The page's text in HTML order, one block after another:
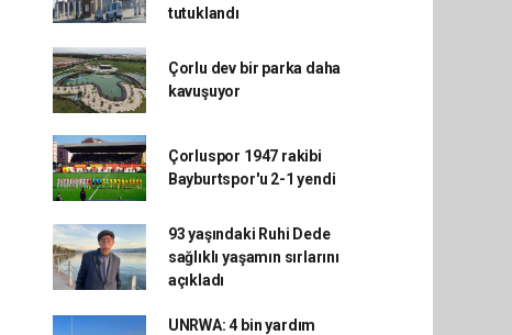
tutuklandı
Çorlu dev bir parka daha
kavuşuyor
Çorluspor 1947 rakibi
Bayburtspor'u 2-1 yendi
93 yaşındaki Ruhi Dede
sağlıklı yaşamın sırlarını
açıkladı
UNRWA: 4 bin yardım